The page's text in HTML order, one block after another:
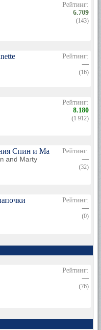
Рейтинг:
6.709
(143)
Рейтинг:
—
(16)
Рейтинг:
8.180
(1 912)
Спин и Марти
and Marty
Рейтинг:
—
(32)
Рейтинг:
—
(0)
Рейтинг:
—
(76)